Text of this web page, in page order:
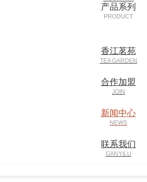
产品系列
香江茗苑
合作加盟
新闻中心
联系我们